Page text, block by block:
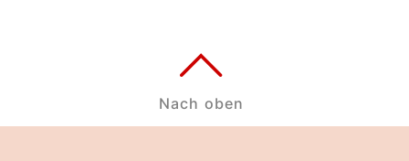
Nach oben